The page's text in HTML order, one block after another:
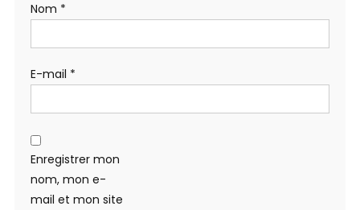
Nom *
E-mail *
Enregistrer mon
nom, mon e-
mail et mon site